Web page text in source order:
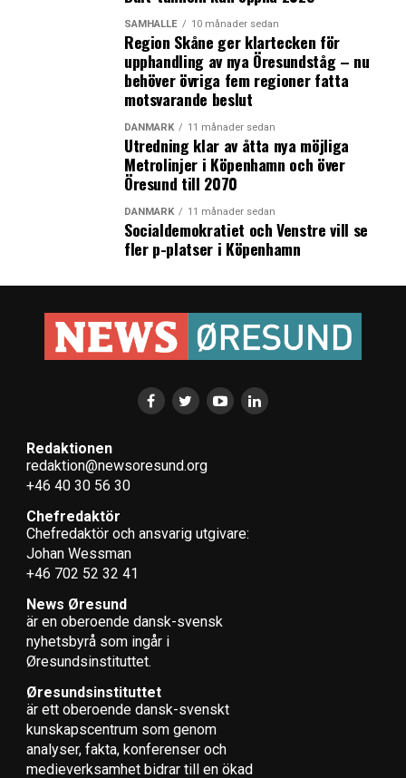
SAMHÄLLE 10 månader sedan
Region Skåne ger klartecken för
upphandling av nya Öresundståg – nu
behöver övriga fem regioner fatta
motsvarande beslut
DANMARK 11 månader sedan
Utredning klar av åtta nya möjliga
Metrolinjer i Köpenhamn och över
Öresund till 2070
DANMARK 11 månader sedan
Socialdemokratiet och Venstre vill se
fler p-platser i Köpenhamn
Redaktionen
redaktion@newsoresund.org
+46 40 30 56 30
Chefredaktör
Chefredaktör och ansvarig utgivare:
Johan Wessman
+46 702 52 32 41
News Øresund
är en oberoende dansk-svensk
nyhets­byrå som ingår i
Øresundsinstituttet.
Øresundsinstituttet
är ett oberoende dansk-svenskt
kunskapscentrum som genom
analyser, fakta, konferenser och
medieverksamhet bidrar till en ökad